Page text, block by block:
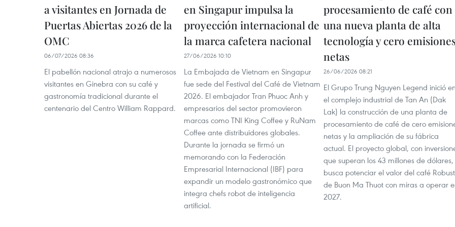
a visitantes en Jornada de
Puertas Abiertas 2026 de la
OMC
06/07/2026 08:36
El pabellón nacional atrajo a numerosos
visitantes en Ginebra con su café y
gastronomía tradicional durante el
centenario del Centro William Rappard.
en Singapur impulsa la
proyección internacional de
la marca cafetera nacional
27/06/2026 10:10
La Embajada de Vietnam en Singapur
fue sede del Festival del Café de Vietnam
2026. El embajador Tran Phuoc Anh y
empresarios del sector promovieron
marcas como TNI King Coffee y RuNam
Coffee ante distribuidores globales.
Durante la jornada se firmó un
memorando con la Federación
Empresarial Internacional (IBF) para
expandir un modelo gastronómico que
integra chefs robot de inteligencia
artificial.
procesamiento de café con
una nueva planta de alta
tecnología y cero
netas
26/06/2026 08:21
El Grupo Trung Nguyen Legend inició en
el complejo industrial de Tan An (Dak
Lak) la construcción de una planta de
procesamiento de café de cero
netas y la ampliación de su fábrica
actual. El proyecto global, con
que superan los 43 millones de dólares,
busca potenciar el valor del café
de Buon Ma Thuot con miras a operar
2027.